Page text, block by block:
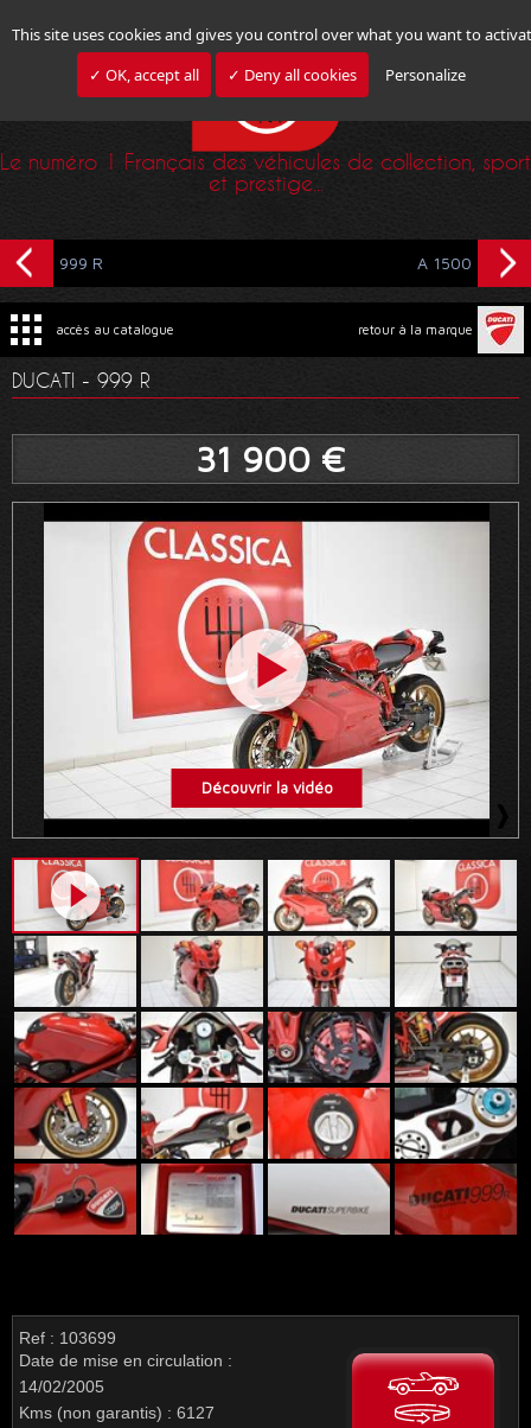
This site uses cookies and gives you control over what you want to
✓ OK, accept all
✓ Deny all cookies Personalize
Le numéro 1 Français des véhicules de collection, sport
et prestige...
999 R
accès au catalogue retour à la marque
A 1500
DUCATI - 999 R
31 900 €
Découvrir la vidéo
Ref : 103699
Date de mise en circulation :
14/02/2005
Kms (non garantis) : 6127